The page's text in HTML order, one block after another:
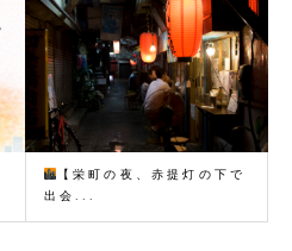
【栄町の夜、赤提灯の下で
出会...